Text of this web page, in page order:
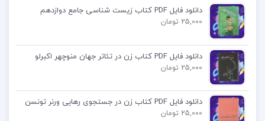
کتاب آشنایی با معماری اسلامی پیرنیا pdf رایگان
دانلود کامل کتاب سبک شناسی معماری ایرانی پیرنیا
اصول معماری ایرانی pdf
دانلود فایل PDF کتاب زیست شناسی جامع دوازدهم
25,000 تومان
دانلود فایل PDF کتاب زن در تئاتر جهان منوچهر اکبرلو
25,000 تومان
دانلود فایل PDF کتاب زن در جستجوی رهایی ورنر تونسن
25,000 تومان